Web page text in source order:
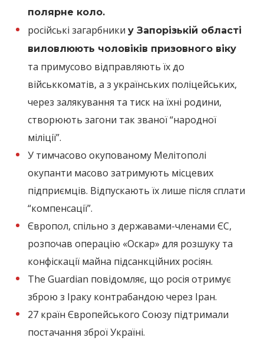
полярне коло.
російські загарбники у Запорізькій області
виловлюють чоловіків призовного віку
та примусово відправляють їх до
військкоматів, а з українських поліцейських,
через залякування та тиск на їхні родини,
створюють загони так званої “народної
міліції”.
У тимчасово окупованому Мелітополі
окупанти масово затримують місцевих
підприємців. Відпускають їх лише після сплати
“компенсації”.
Європол, спільно з державами-членами ЄС,
розпочав операцію «Оскар» для розшуку та
конфіскації майна підсанкційних росіян.
The Guardian повідомляє, що росія отримує
зброю з Іраку контрабандою через Іран.
27 країн Європейського Союзу підтримали
постачання зброї Україні.